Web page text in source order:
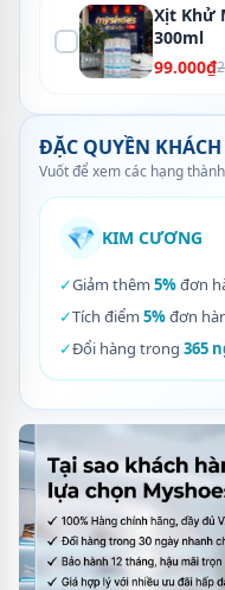
Xịt Khử
300ml
99.000₫
ĐẶC QUYỀN
Vuốt để xem các hạng
💎 KIM CƯƠNG
✓Giảm thêm 5%đơn
✓Tích điểm 5%đơn
✓Đổi hàng trong 365